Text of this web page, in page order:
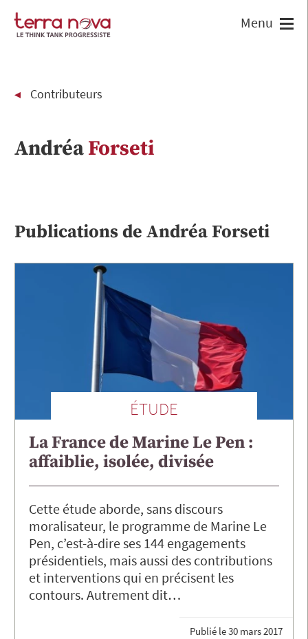
Contributeurs
AndréaForseti
Publications de AndréaForseti
ÉTUDE
La France de Marine Le Pen :
affaiblie, isolée, divisée
Cette étude aborde, sans discours
moralisateur, le programme de Marine Le
Pen, c’est-à-dire ses 144 engagements
présidentiels, mais aussi des contributions
et interventions qui en précisent les
contours. Autrement dit…
Publié le30 mars 2017